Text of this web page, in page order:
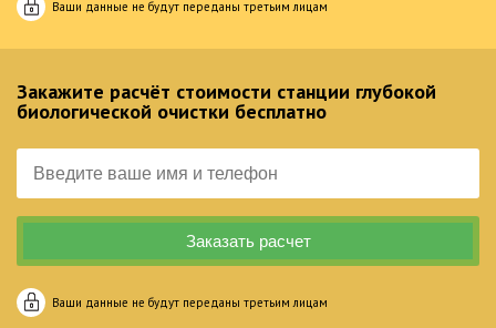
Ваши данные не будут переданы третьим лицам
Закажите расчёт стоимости станции глубокой
биологической очистки бесплатно
Ваши данные не будут переданы третьим лицам